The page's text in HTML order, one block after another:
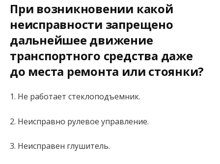
При возникновении какой
неисправности запрещено
дальнейшее движение
транспортного средства даже
до места ремонта или стоянки?
1. Не работает стеклоподъемник.
2. Неисправно рулевое управление.
3. Неисправен глушитель.